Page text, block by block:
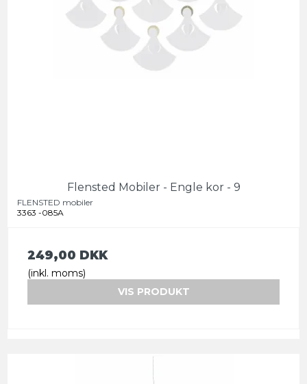
Flensted Mobiler - Engle kor - 9
FLENSTED mobiler
3363 -085A
249,00 DKK
(inkl. moms)
VIS PRODUKT